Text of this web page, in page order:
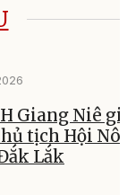
Giang Niê
tịch Hội
Lắk